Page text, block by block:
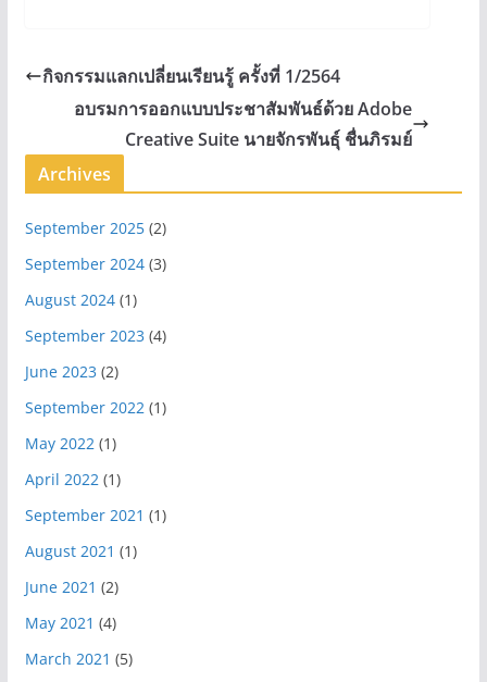
กิจกรรมแลกเปลี่ยนเรียนรู้ ครั้งที่ 1/2564
อบรมการออกแบบประชาสัมพันธ์ด้วย Adobe
Creative Suite นายจักรพันธุ์ ชื่นภิรมย์
Archives
September 2025(2)
September 2024(3)
August 2024(1)
September 2023 (4)
June 2023 (2)
September 2022(1)
May 2022(1)
April 2022(1)
September 2021 (1)
August 2021 (1)
June 2021 (2)
May 2021 (4)
March 2021 (5)